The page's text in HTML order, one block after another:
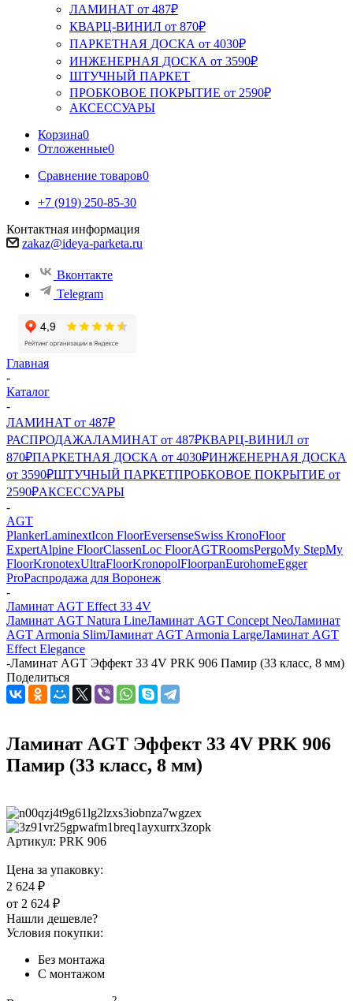
ЛАМИНАТ от 487₽
КВАРЦ-ВИНИЛ от 870₽
ПАРКЕТНАЯ ДОСКА от 4030₽
ИНЖЕНЕРНАЯ ДОСКА от 3590₽
ШТУЧНЫЙ ПАРКЕТ
ПРОБКОВОЕ ПОКРЫТИЕ от 2590₽
АКСЕССУАРЫ
Корзина0
Отложенные0
Сравнение товаров0
+7 (919) 250-85-30
Контактная информация
zakaz@ideya-parketa.ru
Вконтакте
Telegram
Главная
-
Каталог
-
ЛАМИНАТ от 487₽
РАСПРОДАЖАЛАМИНАТ от 487₽КВАРЦ-ВИНИЛ от
870₽ПАРКЕТНАЯ ДОСКА от 4030₽ИНЖЕНЕРНАЯ ДОСКА
от 3590₽ШТУЧНЫЙ ПАРКЕТПРОБКОВОЕ ПОКРЫТИЕ от
2590₽АКСЕССУАРЫ
-
AGT
PlankerLaminextIcon FloorEversenseSwiss KronoFloor
ExpertAlpine FloorClassenLoc FloorAGTRoomsPergoMy StepMy
FloorKronotexUltraFloorKronopolFloorpanEurohomeEgger
ProРаспродажа для Воронеж
-
Ламинат AGT Effect 33 4V
Ламинат AGT Natura LineЛаминат AGT Concept NeoЛаминат
AGT Armonia SlimЛаминат AGT Armonia LargeЛаминат AGT
Effect Elegance
-Ламинат AGT Эффект 33 4V PRK 906 Памир (33 класс, 8 мм)
Поделиться
Ламинат AGT Эффект 33 4V PRK 906
Памир (33 класс, 8 мм)
Артикул: PRK 906
Цена за упаковку:
2 624 ₽
от 2 624 ₽
Нашли дешевле?
Условия покупки:
Без монтажа
С монтажом